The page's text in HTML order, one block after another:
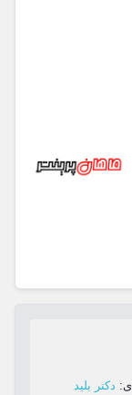
دکتر بلید